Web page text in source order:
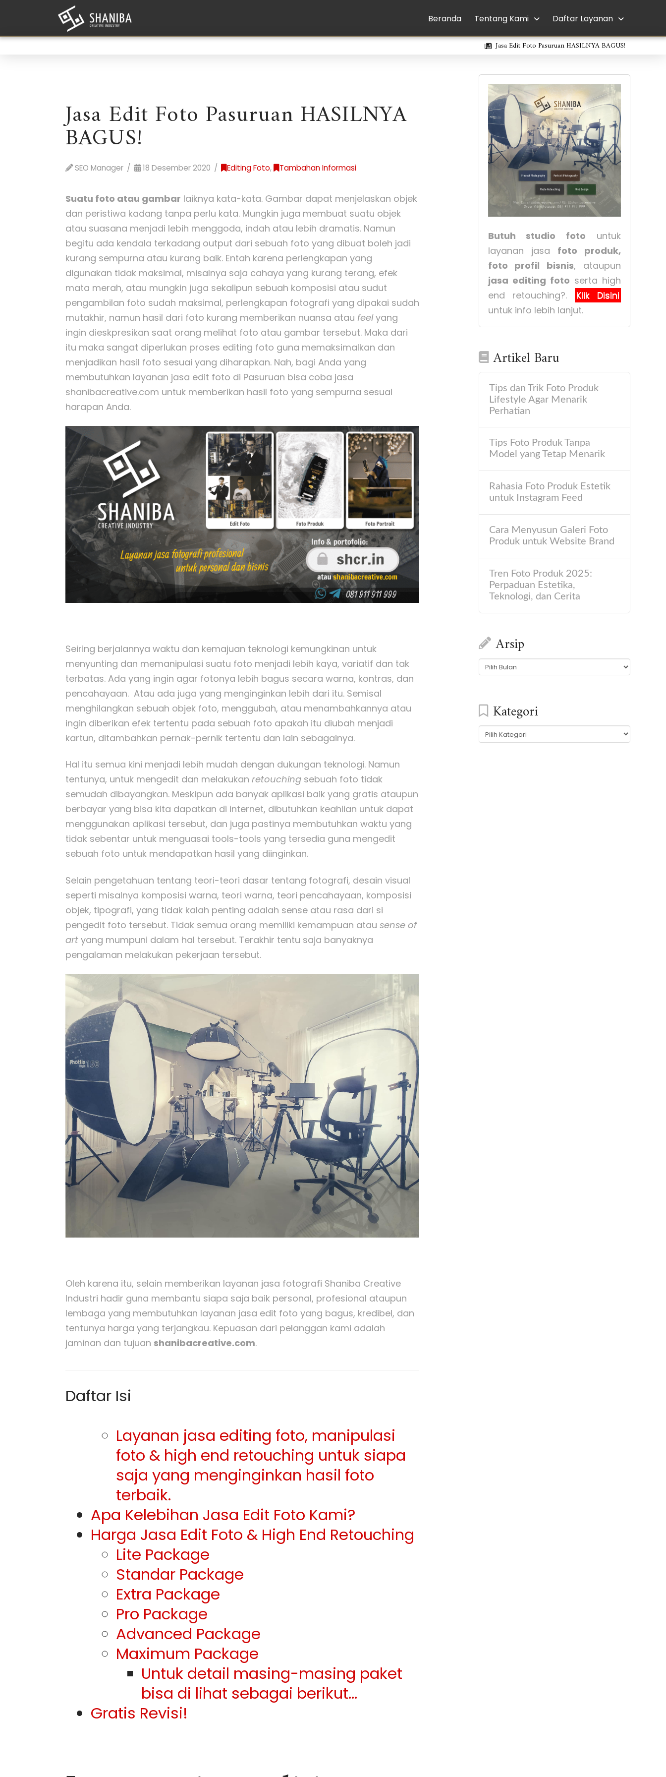
Beranda Tentang Kami Daftar Layanan
Jasa Edit Foto Pasuruan HASILNYA BAGUS!
Jasa Edit Foto Pasuruan HASILNYA
BAGUS!
SEO Manager 18 Desember 2020 Editing Foto, Tambahan Informasi
Suatu foto atau gambar laiknya kata-kata. Gambar dapat menjelaskan objek
dan peristiwa kadang tanpa perlu kata. Mungkin juga membuat suatu objek
atau suasana menjadi lebih menggoda, indah atau lebih dramatis. Namun
begitu ada kendala terkadang output dari sebuah foto yang dibuat boleh jadi
kurang sempurna atau kurang baik. Entah karena perlengkapan yang
digunakan tidak maksimal, misalnya saja cahaya yang kurang terang, efek
mata merah, atau mungkin juga sekalipun sebuah komposisi atau sudut
pengambilan foto sudah maksimal, perlengkapan fotografi yang dipakai sudah
mutakhir, namun hasil dari foto kurang memberikan nuansa atau feelyang
ingin dieskpresikan saat orang melihat foto atau gambar tersebut. Maka dari
itu maka sangat diperlukan proses editing foto guna memaksimalkan dan
menjadikan hasil foto sesuai yang diharapkan. Nah, bagi Anda yang
membutuhkan layanan jasa edit foto di Pasuruan bisa coba jasa
shanibacreative.com untuk memberikan hasil foto yang sempurna sesuai
harapan Anda.
Seiring berjalannya waktu dan kemajuan teknologi kemungkinan untuk
menyunting dan memanipulasi suatu foto menjadi lebih kaya, variatif dan tak
terbatas. Ada yang ingin agar fotonya lebih bagus secara warna, kontras, dan
pencahayaan. Atau ada juga yang menginginkan lebih dari itu. Semisal
menghilangkan sebuah objek foto, menggubah, atau menambahkannya atau
ingin diberikan efek tertentu pada sebuah foto apakah itu diubah menjadi
kartun, ditambahkan pernak-pernik tertentu dan lain sebagainya.
Hal itu semua kini menjadi lebih mudah dengan dukungan teknologi. Namun
tentunya, untuk mengedit dan melakukan retouching sebuah foto tidak
semudah dibayangkan. Meskipun ada banyak aplikasi baik yang gratis ataupun
berbayar yang bisa kita dapatkan di internet, dibutuhkan keahlian untuk dapat
menggunakan aplikasi tersebut, dan juga pastinya membutuhkan waktu yang
tidak sebentar untuk menguasai tools-tools yang tersedia guna mengedit
sebuah foto untuk mendapatkan hasil yang diinginkan.
Selain pengetahuan tentang teori-teori dasar tentang fotografi, desain visual
seperti misalnya komposisi warna, teori warna, teori pencahayaan, komposisi
objek, tipografi, yang tidak kalah penting adalah sense atau rasa dari si
pengedit foto tersebut. Tidak semua orang memiliki kemampuan atau sense of
art yang mumpuni dalam hal tersebut. Terakhir tentu saja banyaknya
pengalaman melakukan pekerjaan tersebut.
Oleh karena itu, selain memberikan layanan jasa fotografi Shaniba Creative
Industri hadir guna membantu siapa saja baik personal, profesional ataupun
lembaga yang membutuhkan layanan jasa edit foto yang bagus, kredibel, dan
tentunya harga yang terjangkau. Kepuasan dari pelanggan kami adalah
jaminan dan tujuan shanibacreative.com.
Daftar Isi
Layanan jasa editing foto, manipulasi
foto & high end retouching untuk siapa
saja yang menginginkan hasil foto
terbaik.
Apa Kelebihan Jasa Edit Foto Kami?
Harga Jasa Edit Foto & High End Retouching
Lite Package
Standar Package
Extra Package
Pro Package
Advanced Package
Maximum Package
Untuk detail masing-masing paket
bisa di lihat sebagai berikut…
Gratis Revisi!
Butuh studio foto untuk
layanan jasa foto produk,
foto profil bisnis, ataupun
jasa editing foto serta high
end retouching?.
Klik Disini
untuk info lebih lanjut.
Artikel Baru
Tips dan Trik Foto Produk
Lifestyle Agar Menarik
Perhatian
Tips Foto Produk Tanpa
Model yang Tetap Menarik
Rahasia Foto Produk Estetik
untuk Instagram Feed
Cara Menyusun Galeri Foto
Produk untuk Website Brand
Tren Foto Produk 2025:
Perpaduan Estetika,
Teknologi, dan Cerita
Arsip
Arsip
Kategori
Kategori